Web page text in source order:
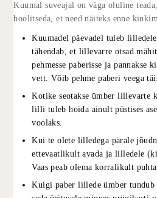
Kuumal suveajal on väga oluline
hoolitseda, et need näiteks enne
Kuumadel päevadel tuleb
tähendab, et lillevarre otsad
pehmesse paberisse ja pannakse
vett. Võib pehme paberi veega
Kotike seotakse ümber lillevarte
lilli tuleb hoida ainult püstises
voolaks.
Kui te olete lilledega pärale
ettevaatlikult avada ja lilledele
Vaas peab olema korralikult
Kuigi paber lillede ümber tundub